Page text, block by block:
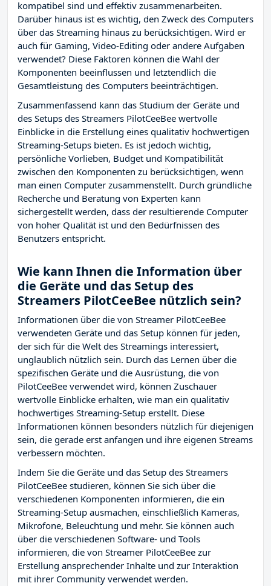
kompatibel sind und effektiv zusammenarbeiten.
Darüber hinaus ist es wichtig, den Zweck des Computers
über das Streaming hinaus zu berücksichtigen. Wird er
auch für Gaming, Video-Editing oder andere Aufgaben
verwendet? Diese Faktoren können die Wahl der
Komponenten beeinflussen und letztendlich die
Gesamtleistung des Computers beeinträchtigen.
Zusammenfassend kann das Studium der Geräte und
des Setups des Streamers PilotCeeBee wertvolle
Einblicke in die Erstellung eines qualitativ hochwertigen
Streaming-Setups bieten. Es ist jedoch wichtig,
persönliche Vorlieben, Budget und Kompatibilität
zwischen den Komponenten zu berücksichtigen, wenn
man einen Computer zusammenstellt. Durch gründliche
Recherche und Beratung von Experten kann
sichergestellt werden, dass der resultierende Computer
von hoher Qualität ist und den Bedürfnissen des
Benutzers entspricht.
Wie kann Ihnen die Information über
die Geräte und das Setup des
Streamers PilotCeeBee nützlich sein?
Informationen über die von Streamer PilotCeeBee
verwendeten Geräte und das Setup können für jeden,
der sich für die Welt des Streamings interessiert,
unglaublich nützlich sein. Durch das Lernen über die
spezifischen Geräte und die Ausrüstung, die von
PilotCeeBee verwendet wird, können Zuschauer
wertvolle Einblicke erhalten, wie man ein qualitativ
hochwertiges Streaming-Setup erstellt. Diese
Informationen können besonders nützlich für diejenigen
sein, die gerade erst anfangen und ihre eigenen Streams
verbessern möchten.
Indem Sie die Geräte und das Setup des Streamers
PilotCeeBee studieren, können Sie sich über die
verschiedenen Komponenten informieren, die ein
Streaming-Setup ausmachen, einschließlich Kameras,
Mikrofone, Beleuchtung und mehr. Sie können auch
über die verschiedenen Software- und Tools
informieren, die von Streamer PilotCeeBee zur
Erstellung ansprechender Inhalte und zur Interaktion
mit ihrer Community verwendet werden.